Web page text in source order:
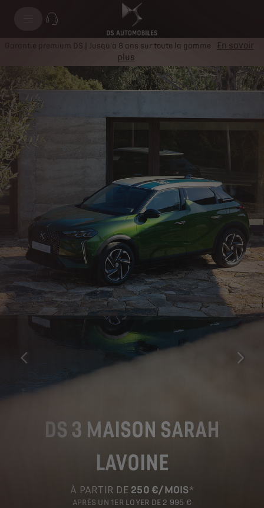
Garantie premium DS | Jusqu'à 8 ans sur toute la gamme
En savoir
plus
DS 3 MAISON SARAH
LAVOINE
À PARTIR DE 250 €/MOIS*
APRÈS UN 1ER LOYER DE 2 995 €